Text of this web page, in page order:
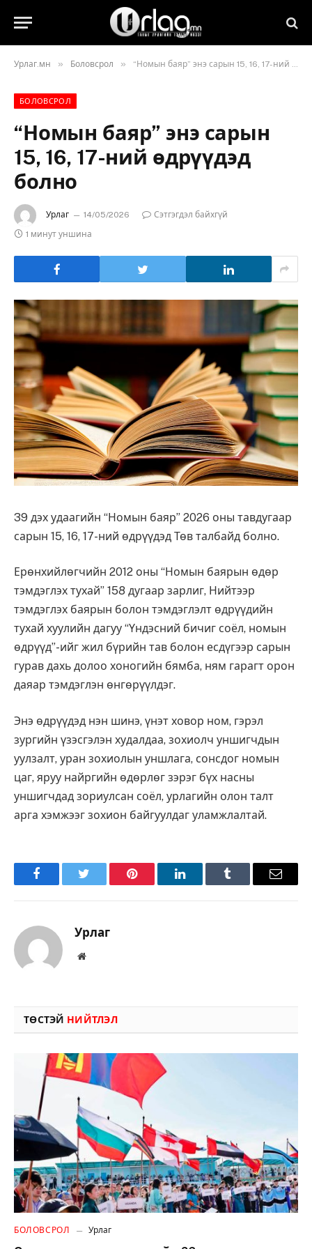
Урлаг.мн » Боловсрол » “Номын баяр” энэ сарын 15, 16, 17-ний өдрүүдэд болно
БОЛОВСРОЛ
“Номын баяр” энэ сарын
15, 16, 17-ний өдрүүдэд
болно
Урлаг 14/05/2026
Сэтгэгдэл байхгүй
1 минут уншина
39 дэх удаагийн “Номын баяр” 2026 оны тавдугаар
сарын 15, 16, 17-ний өдрүүдэд Төв талбайд болно.
Ерөнхийлөгчийн 2012 оны “Номын баярын өдөр
тэмдэглэх тухай” 158 дугаар зарлиг, Нийтээр
тэмдэглэх баярын болон тэмдэглэлт өдрүүдийн
тухай хуулийн дагуу “Үндэсний бичиг соёл, номын
өдрүүд”-ийг жил бүрийн тав болон есдүгээр сарын
гурав дахь долоо хоногийн бямба, ням гарагт орон
даяар тэмдэглэн өнгөрүүлдэг.
Энэ өдрүүдэд нэн шинэ, үнэт ховор ном, гэрэл
зургийн үзэсгэлэн худалдаа, зохиолч уншигчдын
уулзалт, уран зохиолын уншлага, сонсдог номын
цаг, яруу найргийн өдөрлөг зэрэг бүх насны
уншигчдад зориулсан соёл, урлагийн олон талт
арга хэмжээг зохион байгуулдаг уламжлалтай.
FacebookTwitter Pinterest LinkedInTumblr Имэйл
Урлаг
Вэбсайт
ТӨСТЭЙ НИЙТЛЭЛ
БОЛОВСРОЛ Урлаг